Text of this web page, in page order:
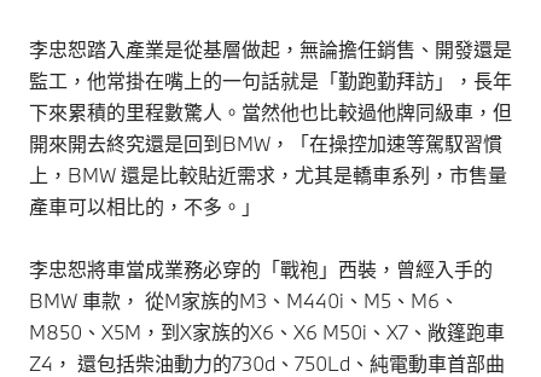
李忠恕踏入產業是從基層做起，無論擔任銷售、開發還是
監工，他常掛在嘴上的一句話就是「勤跑勤拜訪」，長年
下來累積的里程數驚人。當然他也比較過他牌同級車，但
開來開去終究還是回到BMW，「在操控加速等駕馭習慣
上，BMW 還是比較貼近需求，尤其是轎車系列，市售量
產車可以相比的，不多。」
李忠恕將車當成業務必穿的「戰袍」西裝，曾經入手的
BMW 車款， 從M家族的M3、M440i、M5、M6、
M850、X5M，到X家族的X6、X6 M50i、X7、敞篷跑車
Z4， 還包括柴油動力的730d、750Ld、純電動車首部曲